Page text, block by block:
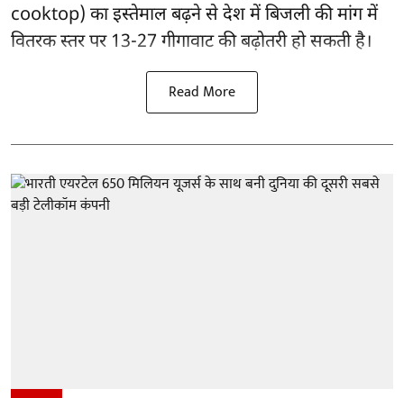
cooktop) का इस्तेमाल बढ़ने से देश में बिजली की मांग में
वितरक स्तर पर 13-27 गीगावाट की बढ़ोतरी हो सकती है।
Read More